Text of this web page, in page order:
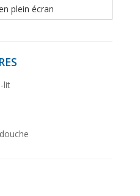
plein écran
lit